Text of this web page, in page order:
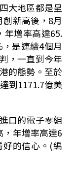
大地區都是呈
新高後， 8月
年增率高達65.
，是連續4個月
，一直到今年
的態勢。至於
到1171.7億美
口的電子零組
年增率高達6
好的信心。(編